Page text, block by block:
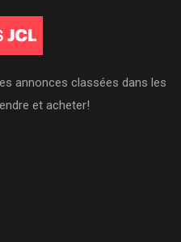
annonces classées dans les
et acheter!